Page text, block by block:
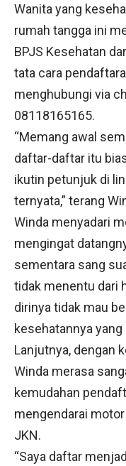
Wanita yang
rumah tangga ini
BPJS Kesehatan
tata cara
menghubungi via
08118165165.
“Memang awal
daftar-daftar itu
ikutin petunjuk di
ternyata,” terang
Winda menyadari
mengingat
sementara sang
tidak menentu dari
dirinya tidak mau
kesehatannya
Lanjutnya, dengan
Winda merasa
kemudahan
mengendarai
JKN.
“Saya daftar